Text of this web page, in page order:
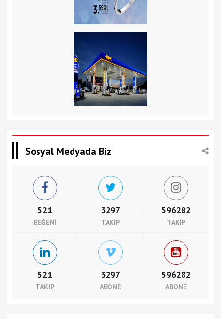
Sosyal Medyada Biz
521
BEĞENI
3297
TAKIP
596282
TAKIP
521
TAKIP
3297
ABONE
596282
ABONE